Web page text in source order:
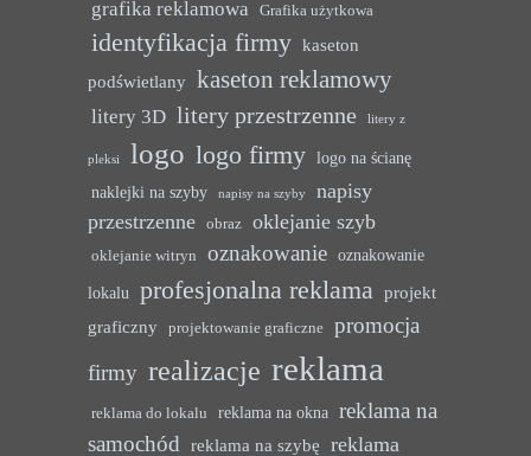
grafika reklamowa Grafika użytkowa
identyfikacja firmy kaseton
podświetlany kaseton reklamowy
litery 3D litery przestrzenne litery z
pleksi logo logo firmy logo na ścianę
naklejki na szyby
napisy na szyby
napisy
przestrzenne
obraz oklejanie szyb
oklejanie witryn oznakowanie oznakowanie
lokalu profesjonalna reklama projekt
graficzny
projektowanie graficzne
promocja
firmy realizacje reklama
reklama do lokalu reklama na okna reklama na
samochód reklama na szybę reklama